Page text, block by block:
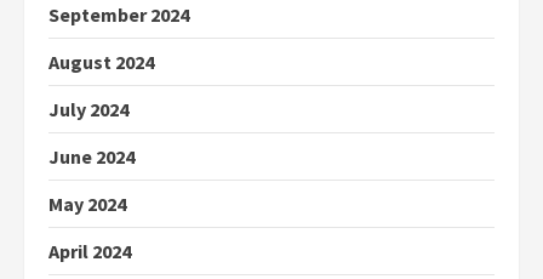
September 2024
August 2024
July 2024
June 2024
May 2024
April 2024